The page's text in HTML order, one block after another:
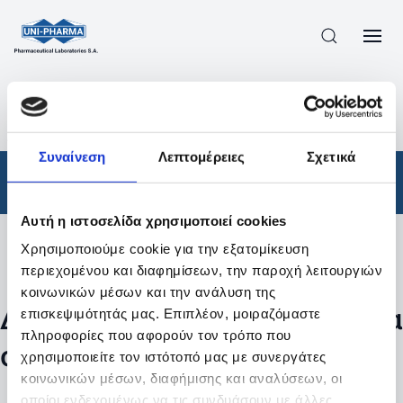
Συναίνεση Λεπτομέρειες Σχετικά
Αυτή η ιστοσελίδα χρησιμοποιεί cookies
Χρησιμοποιούμε cookie για την εξατομίκευση
περιεχομένου και διαφημίσεων, την παροχή λειτουργιών
κοινωνικών μέσων και την ανάλυση της
επισκεψιμότητάς μας. Επιπλέον, μοιραζόμαστε
πληροφορίες που αφορούν τον τρόπο που
χρησιμοποιείτε τον ιστότοπό μας με συνεργάτες
κοινωνικών μέσων, διαφήμισης και αναλύσεων, οι
οποίοι ενδεχομένως να τις συνδυάσουν με άλλες
ΠΡΟΪΟΝΤΑ
ΑΠΟΤΕΛΕΣΜΑΤΑ ΑΝΑΖΗΤΗΣΗΣ
Φάρμακα
Φίλτρα
Δεν βρέθηκαν προϊόντα με τα
συγκεκριμένα φίλτρα